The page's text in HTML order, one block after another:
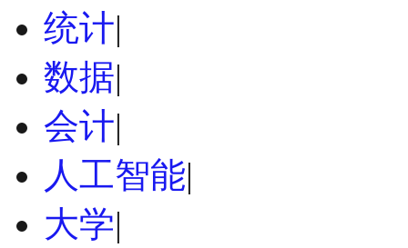
统计|
数据|
会计|
人工智能|
大学|